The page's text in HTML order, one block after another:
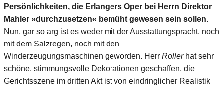
Persönlichkeiten, die Erlangers Oper bei Herrn Direktor
Mahler »durchzusetzen« bemüht gewesen sein sollen.
Nun, gar so arg ist es weder mit der Ausstattungspracht, noch
mit dem Salzregen, noch mit den
Winderzeugungsmaschinen geworden. Herr Rollerhat sehr
schöne, stimmungsvolle Dekorationen geschaffen, die
Gerichtsszene im dritten Akt ist von eindringlicher Realistik